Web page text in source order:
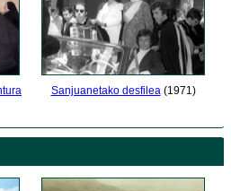
Sanjuanetako desfilea(1971)